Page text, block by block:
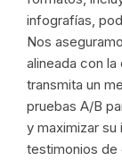
infografías,
Nos
alineada con
transmita un
pruebas A/B
y maximizar
testimonios de